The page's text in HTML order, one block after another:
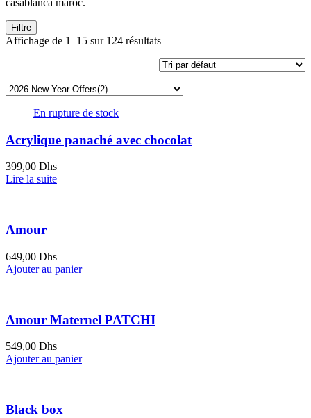
casablanca maroc.
Filtre
Affichage de 1–15 sur 124 résultats
En rupture de stock
Acrylique panaché avec chocolat
399,00 Dhs
Lire la suite
Amour
649,00 Dhs
Ajouter au panier
Amour Maternel PATCHI
549,00 Dhs
Ajouter au panier
Black box